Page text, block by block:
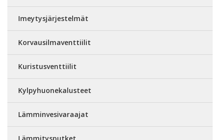
Imeytysjärjestelmät
Korvausilmaventtiilit
Kuristusventtiilit
Kylpyhuonekalusteet
Lämminvesivaraajat